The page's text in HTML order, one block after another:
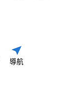
導航